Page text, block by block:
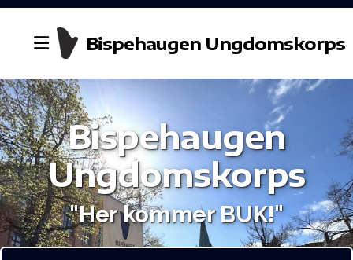
Bispehaugen Ungdomskorps
Bispehaugen
Ungdomskorps
"Her kommer BUK!"
Historie
Styret
Dirigent
Kontakt oss